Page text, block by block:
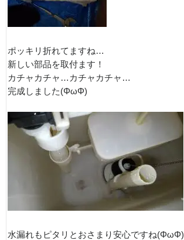
ポッキリ折れてますね…
新しい部品を取付ます！
カチャカチャ…カチャカチャ…
完成しました(ΦωΦ)
水漏れもピタリとおさまり安心ですね(ΦωΦ)